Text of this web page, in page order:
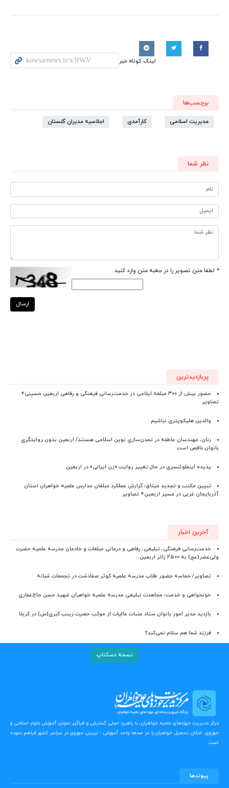
لینک کوتاه خبر
برچسب‌ها
مدیریت اسلامی کارآمدی اجلاسیه مدیران گلستان
نظر شما
* لطفا متن تصویر را در جعبه متن وارد کنید
ارسال
پربازدیدترین
حضور بیش از ۳۰۰ مبلغه ایلامی در خدمت‌رسانی فرهنگی و رفاهی اربعین حسینی+
تصاویر
والدین هلیکوپتری نباشیم
زنان، مهندسان عاطفه در تمدن‌سازی نوین اسلامی هستند/ اربعین بدون روایتگری
بانوان ناقص است
پدیده اینفلوئنسری در حال تغییر روایت «زن ایرانی» در اربعین
تبیین مکتب و تجدید میثاق؛ گزارش عملکرد مبلغان مدارس علمیه خواهران استان
آذربایجان‌ غربی در مسیر اربعین+ تصاویر
آخرین اخبار
خدمت‌رسانی فرهنگی، تبلیغی، رفاهی و درمانی مبلغات و خادمان مدرسه علمیه حضرت
ولی‌عصر(عج) به ۲۵۰۰ زائر اربعین
تصاویر/ حماسه حضور طلاب مدرسه علمیه کوثر صفادشت در تجمعات شبانه
خونخواهی و خدمت؛ مجاهدت تبلیغی مدرسه علمیه خواهران شهید حسن حاج‌غفاری
بازدید مدیر امور بانوان ستاد عتبات عالیات از موکب حضرت زینب کبری(س) در کربلا
فرزند شما هم سلام نمی‌کند؟
نسخه دسکتاپ
مرکز مدیریت حوزه‌های علمیه خواهران، با راهبرد اصلی گسترش و فراگیر نمودن آموزش علوم اسلامی و
حوزوی، امکان تحصیل خواهران را در صدها واحد آموزشی - تربیتی حوزوی در سراسر کشور فراهم نموده
است.
پیوندها